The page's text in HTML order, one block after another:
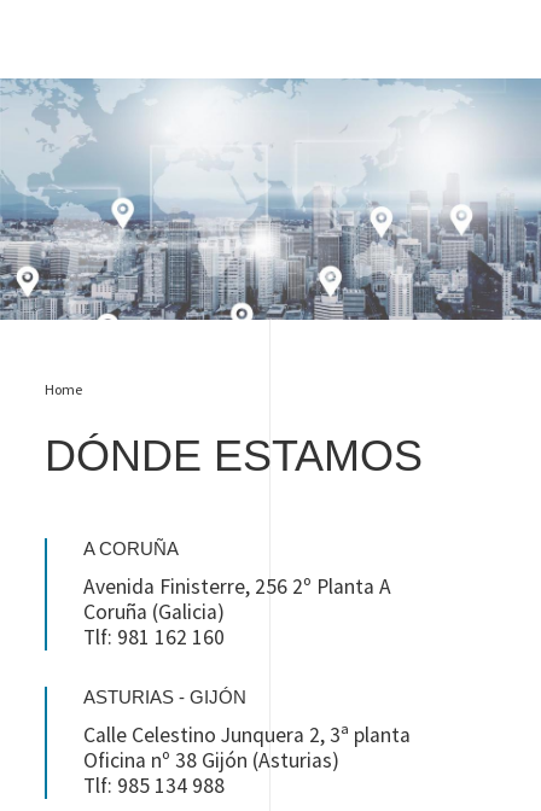
Localizaciones
Home
DÓNDE ESTAMOS
A CORUÑA
Avenida Finisterre, 256 2º Planta A
Coruña (Galicia)
Tlf: 981 162 160
ASTURIAS - GIJÓN
Calle Celestino Junquera 2, 3ª planta
Oficina nº 38 Gijón (Asturias)
Tlf: 985 134 988